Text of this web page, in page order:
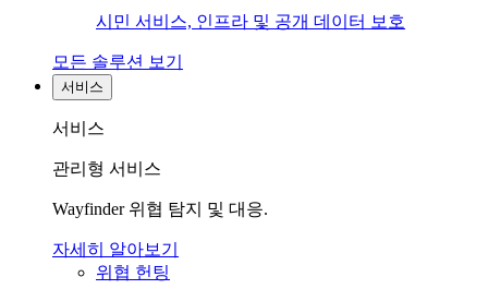
시민 서비스, 인프라 및 공개 데이터 보호
모든 솔루션 보기
서비스
서비스
관리형 서비스
Wayfinder 위협 탐지 및 대응.
자세히 알아보기
위협 헌팅